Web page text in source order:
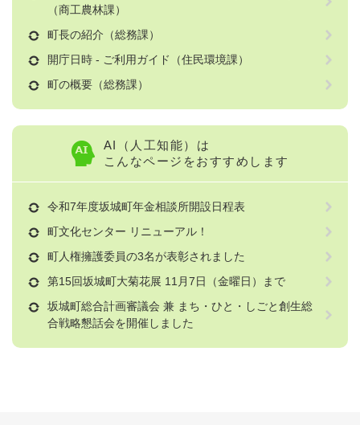
（商工農林課）
町長の紹介（総務課）
開庁日時 - ご利用ガイド（住民環境課）
町の概要（総務課）
AI（人工知能）は
こんなページをおすすめします
令和7年度坂城町年金相談所開設日程表
町文化センター リニューアル！
町人権擁護委員の3名が表彰されました
第15回坂城町大菊花展 11月7日（金曜日）まで
坂城町総合計画審議会 兼 まち・ひと・しごと創生総
合戦略懇話会を開催しました